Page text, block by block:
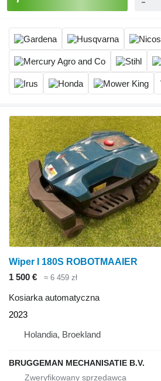
Wiper I 180S ROBOTMAAIER
1 500 €
≈ 6 459 zł
Kosiarka automatyczna
2023
Holandia, Broekland
BRUGGEMAN MECHANISATIE B.V.